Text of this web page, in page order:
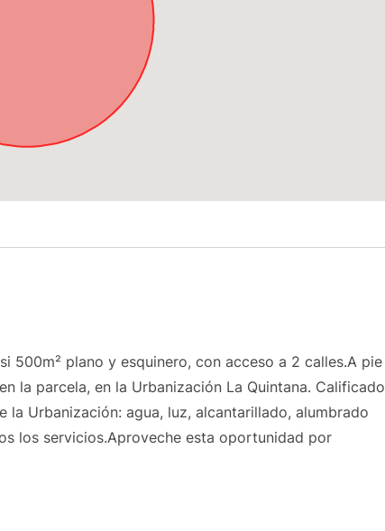
500m² plano y esquinero, con acceso a 2 calles.A pie
la parcela, en la Urbanización La Quintana. Calificado
Urbanización: agua, luz, alcantarillado, alumbrado
los servicios.Aproveche esta oportunidad por